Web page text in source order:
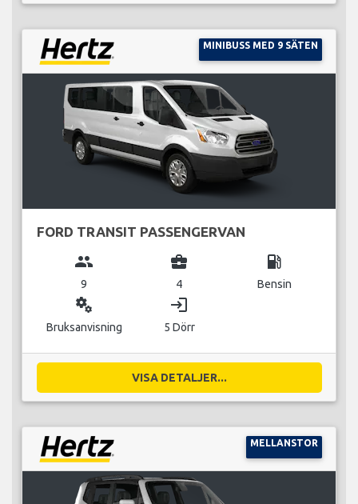
MINIBUSS MED 9 SÄTEN
FORD TRANSIT PASSENGERVAN
group
9
business_center
4
local_gas_station
Bensin
miscellaneous_services
Bruksanvisning
login
5 Dörr
VISA DETALJER...
MELLANSTOR